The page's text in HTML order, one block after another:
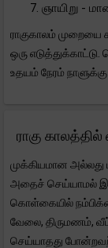
ஞாயிறு -
ராகுகாலம் முறையை
ஒரு
உதயம் நேரம்
ராகு
முக்கியமான அல்லது
அதைச் செய்யாமல்
கொள்கையில்
வேலை, திருமணம்,
செய்யாதது